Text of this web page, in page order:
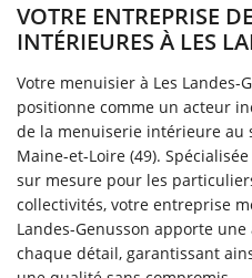
VOTRE ENTREPRISE
INTÉRIEURES À LES
Votre menuisier à Les Landes-
positionne comme un acteur
de la menuiserie intérieure au
Maine-et-Loire (49).
sur mesure pour les
collectivités, votre entreprise
Landes-Genusson apporte
chaque détail, garantissant